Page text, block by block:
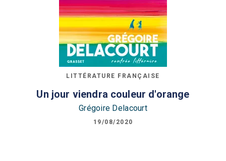
LITTÉRATURE FRANÇAISE
Un jour viendra couleur d'orange
Grégoire Delacourt
19/08/2020